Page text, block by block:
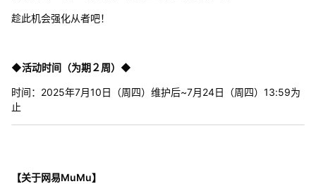
趁此机会强化从者吧！
◆活动时间（为期２周）◆
时间：2025年7月10日（周四）维护后~7月24日（周四）13:59为
止
【关于网易MuMu】